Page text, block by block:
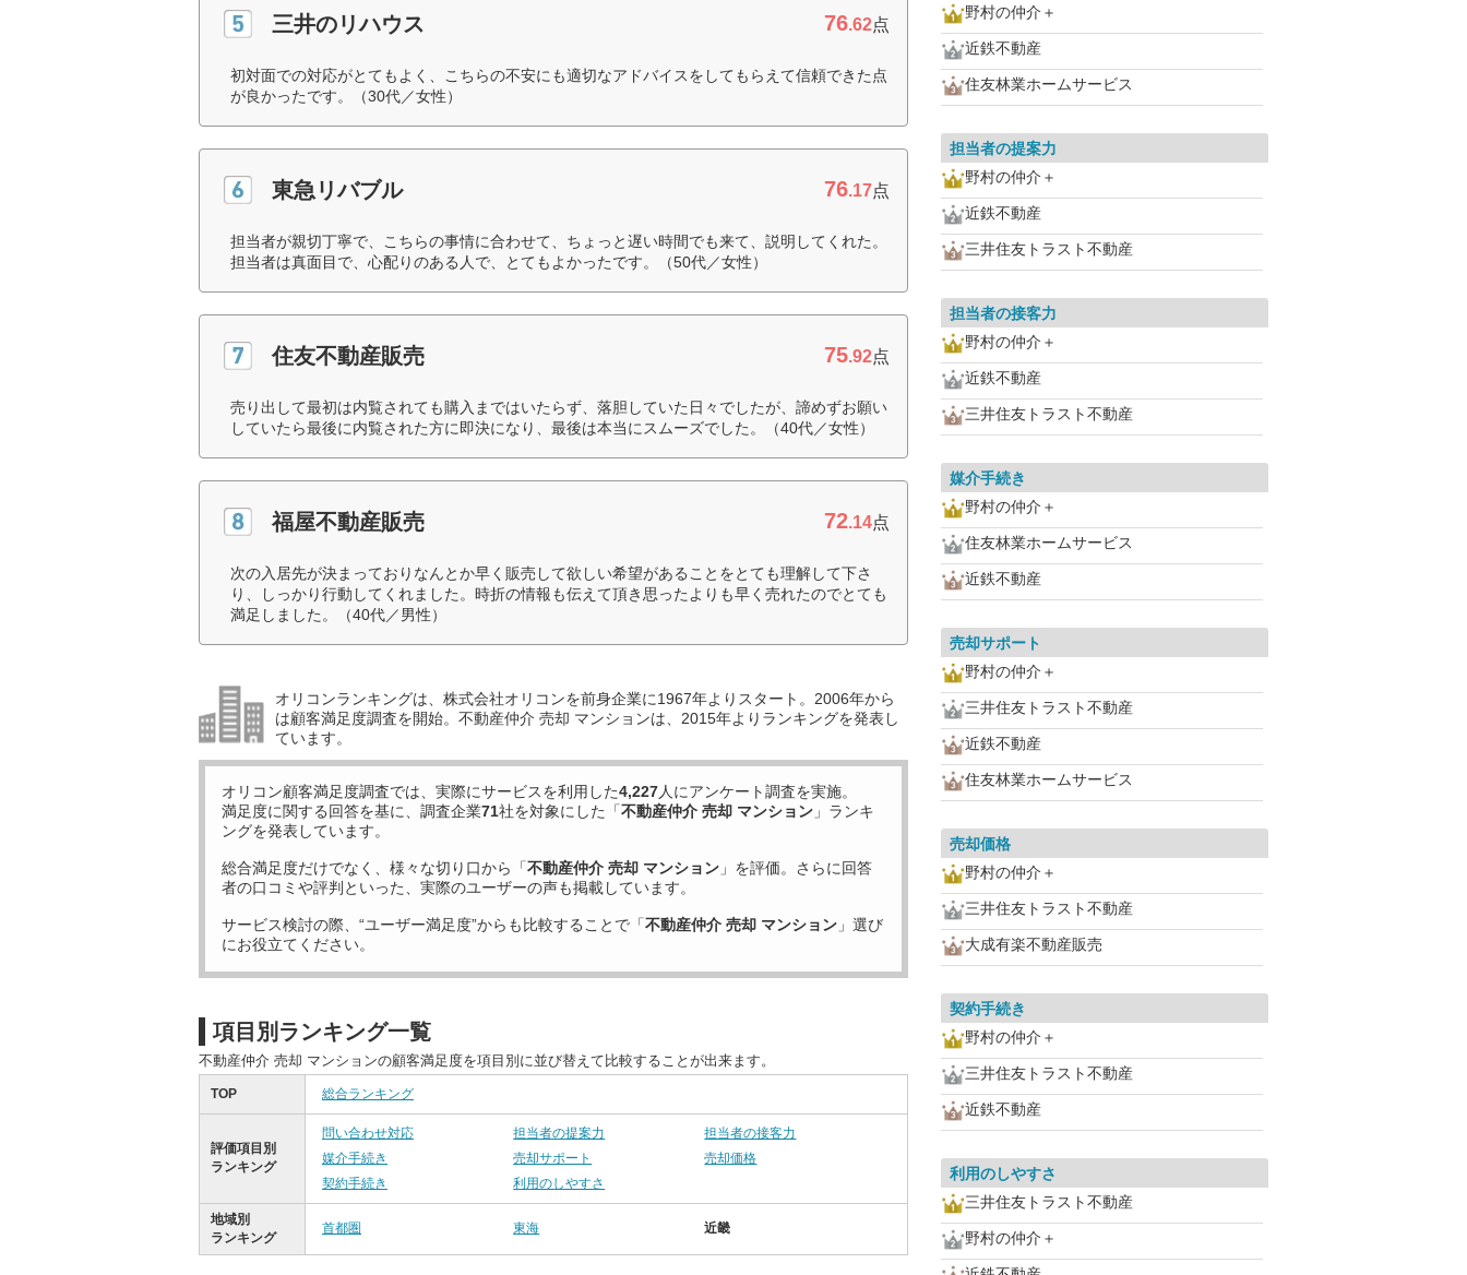
三井のリハウス 76.62点
初対面での対応がとてもよく、こちらの不安にも適切なアドバイスをしてもらえて信頼できた点
が良かったです。（30代／女性）
東急リバブル 76.17点
担当者が親切丁寧で、こちらの事情に合わせて、ちょっと遅い時間でも来て、説明してくれた。
担当者は真面目で、心配りのある人で、とてもよかったです。（50代／女性）
住友不動産販売 75.92点
売り出して最初は内覧されても購入まではいたらず、落胆していた日々でしたが、諦めずお願い
していたら最後に内覧された方に即決になり、最後は本当にスムーズでした。（40代／女性）
福屋不動産販売 72.14点
次の入居先が決まっておりなんとか早く販売して欲しい希望があることをとても理解して下さ
り、しっかり行動してくれました。時折の情報も伝えて頂き思ったよりも早く売れたのでとても
満足しました。（40代／男性）
オリコンランキングは、株式会社オリコンを前身企業に1967年よりスタート。2006年から
は顧客満足度調査を開始。不動産仲介 売却 マンションは、2015年よりランキングを発表し
ています。
オリコン顧客満足度調査では、実際にサービスを利用した4,227人にアンケート調査を実施。
満足度に関する回答を基に、調査企業71社を対象にした「不動産仲介 売却 マンション 」ランキ
ングを発表しています。
総合満足度だけでなく、様々な切り口から「不動産仲介 売却 マンション 」を評価。さらに回答
者の口コミや評判といった、実際のユーザーの声も掲載しています。
サービス検討の際、“ユーザー満足度”からも比較することで「不動産仲介 売却 マンション 」選び
にお役立てください。
項目別ランキング一覧
不動産仲介 売却 マンションの顧客満足度を項目別に並び替えて比較することが出来ます。
TOP 総合ランキング
評価項目別
ランキング
問い合わせ対応 担当者の提案力
担当者の接客力
媒介手続き
売却サポート
売却価格
契約手続き
利用のしやすさ
地域別
ランキング
首都圏 東海 近畿
野村の仲介＋
近鉄不動産
住友林業ホームサービス
担当者の提案力
野村の仲介＋
近鉄不動産
三井住友トラスト不動産
担当者の接客力
野村の仲介＋
近鉄不動産
三井住友トラスト不動産
媒介手続き
野村の仲介＋
住友林業ホームサービス
近鉄不動産
売却サポート
野村の仲介＋
三井住友トラスト不動産
近鉄不動産
住友林業ホームサービス
売却価格
野村の仲介＋
三井住友トラスト不動産
大成有楽不動産販売
契約手続き
野村の仲介＋
三井住友トラスト不動産
近鉄不動産
利用のしやすさ
三井住友トラスト不動産
野村の仲介＋